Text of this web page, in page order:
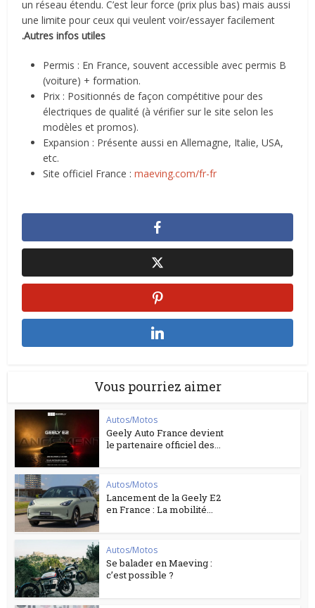
un réseau étendu. C’est leur force (prix plus bas) mais aussi
une limite pour ceux qui veulent voir/essayer facilement
.Autres infos utiles
Permis : En France, souvent accessible avec permis B
(voiture) + formation.
Prix : Positionnés de façon compétitive pour des
électriques de qualité (à vérifier sur le site selon les
modèles et promos).
Expansion : Présente aussi en Allemagne, Italie, USA,
etc.
Site officiel France :maeving.com/fr-fr
Vous pourriez aimer
Autos/Motos
Geely Auto France devient
le partenaire officiel des...
Autos/Motos
Lancement de la Geely E2
en France : La mobilité...
Autos/Motos
Se balader en Maeving :
c’est possible ?